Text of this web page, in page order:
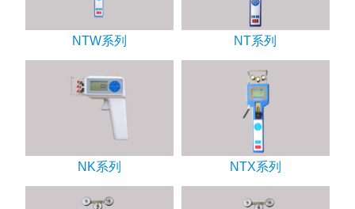
NTW系列 NT系列
NK系列 NTX系列